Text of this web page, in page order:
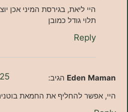
ליאת, בגירסת המיני אכן יוצאות בין 50-70 עוגיות
גודל כמובן
Eden הגיב: 14/11/2025 בשעה 07:48
להחליף את החמאת בוטנים בממרח